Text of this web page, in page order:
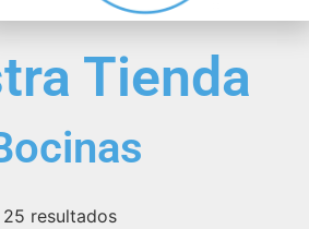
Tienda
25 resultados